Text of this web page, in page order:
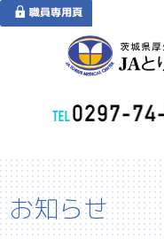
お知らせ